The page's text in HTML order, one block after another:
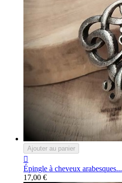
Ajouter au panier

Épingle à cheveux arabesques...
17,00 €